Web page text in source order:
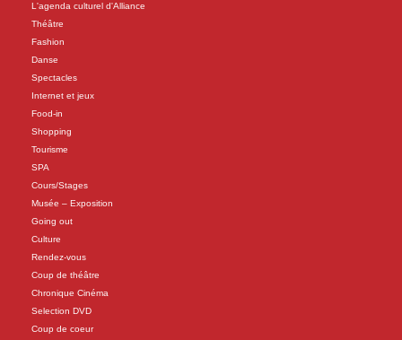
L'agenda culturel d'Alliance
Théâtre
Fashion
Danse
Spectacles
Internet et jeux
Food-in
Shopping
Tourisme
SPA
Cours/Stages
Musée – Exposition
Going out
Culture
Rendez-vous
Coup de théâtre
Chronique Cinéma
Selection DVD
Coup de coeur